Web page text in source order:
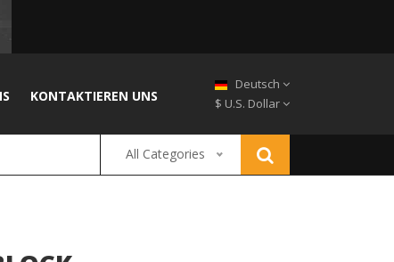
KONTAKTIEREN UNS
Deutsch
$ U.S. Dollar
All Categories